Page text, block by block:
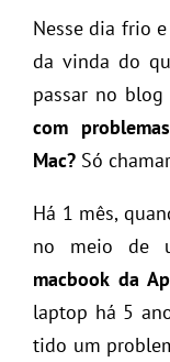
Nesse dia frio
da vinda do
passar no
com
Mac? Só
Há 1 mês,
no meio de
macbook da
laptop há 5
tido um